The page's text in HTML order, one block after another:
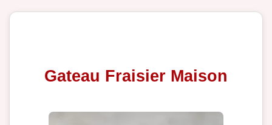
Gateau Fraisier Maison